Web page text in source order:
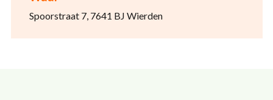
Spoorstraat 7, 7641 BJ Wierden